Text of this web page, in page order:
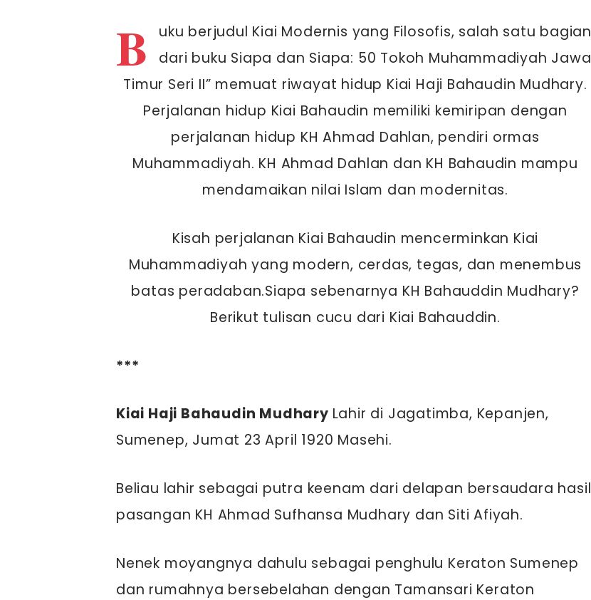
B
uku berjudul Kiai Modernis yang Filosofis, salah satu bagian
dari buku Siapa dan Siapa: 50 Tokoh Muhammadiyah Jawa
Timur Seri II” memuat riwayat hidup Kiai Haji Bahaudin Mudhary.
Perjalanan hidup Kiai Bahaudin memiliki kemiripan dengan
perjalanan hidup KH Ahmad Dahlan, pendiri ormas
Muhammadiyah. KH Ahmad Dahlan dan KH Bahaudin mampu
mendamaikan nilai Islam dan modernitas.
Kisah perjalanan Kiai Bahaudin mencerminkan Kiai
Muhammadiyah yang modern, cerdas, tegas, dan menembus
batas peradaban.Siapa sebenarnya KH Bahauddin Mudhary?
Berikut tulisan cucu dari Kiai Bahauddin.
***
Kiai Haji Bahaudin Mudhary Lahir di Jagatimba, Kepanjen,
Sumenep, Jumat 23 April 1920 Masehi.
Beliau lahir sebagai putra keenam dari delapan bersaudara hasil
pasangan KH Ahmad Sufhansa Mudhary dan Siti Afiyah.
Nenek moyangnya dahulu sebagai penghulu Keraton Sumenep
dan rumahnya bersebelahan dengan Tamansari Keraton